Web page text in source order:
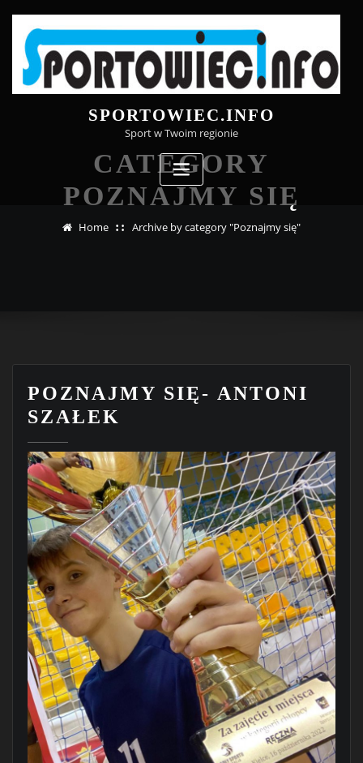
content
SPORTOWIEC.INFO
Sport w Twoim regionie
CATEGORY
POZNAJMY SIĘ
Home Archive by category "Poznajmy się"
POZNAJMY SIĘ- ANTONI
SZAŁEK